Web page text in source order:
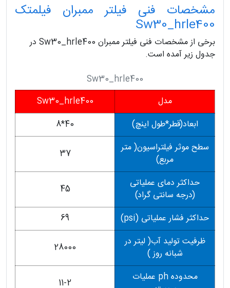
مشخصات فنی فیلتر ممبران فیلمتک
Sw30_hrle400
برخی از مشخصات فنی فیلتر ممبران Sw30_hrle400 در
جدول زیر آمده است.
Sw30_hrle400
مدل
Sw30_hrle400
ابعاد(قطر*طول اینچ)
40*8
سطح موثر فیلتراسیون( متر
مربع)
37
حداکثر دمای عملیاتی
(درجه سانتی گراد)
45
حداکثر فشار عملیاتی (psi)
69
ظرفیت تولید آب( لیتر در
شبانه روز )
28000
محدوده ph عملیات
11-2